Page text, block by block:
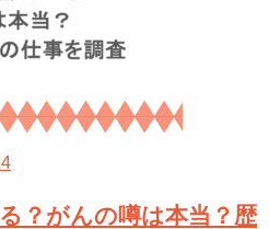
？がんの噂は本当？歴